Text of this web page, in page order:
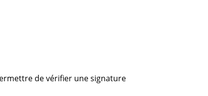
de vérifier une signature